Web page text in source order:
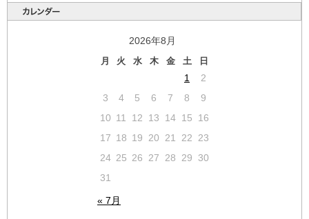
2026年8月
月 火 水 木 金 土 日
« 7月
1
2
3
4 5 6 7 8
9
10 11 12 13 14 15
16
17 18 19 20 21 22
23
24 25 26 27 28 29
30
31